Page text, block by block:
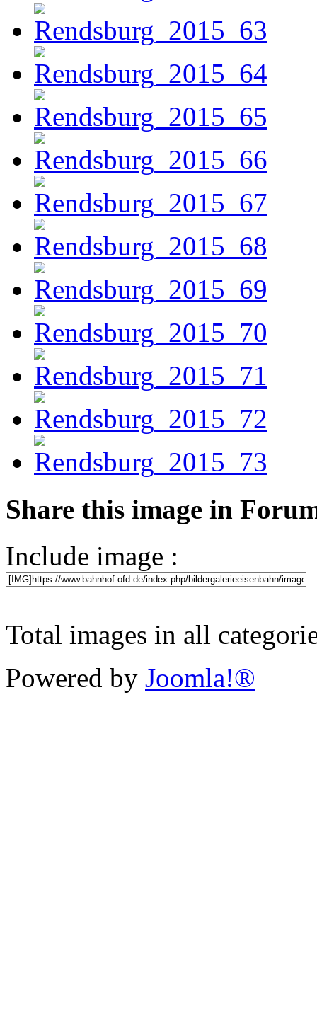
Share this image in
Include image :
Total images in all
Powered by Joomla!®